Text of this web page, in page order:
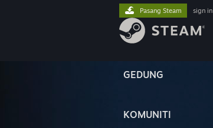
GEDUNG
KOMUNITI
Pasang Steam sign in